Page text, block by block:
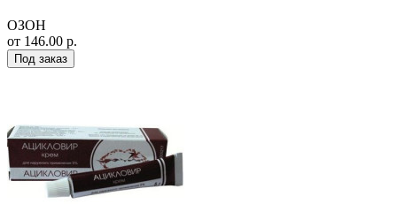
ОЗОН
от 146.00 р.
Под заказ